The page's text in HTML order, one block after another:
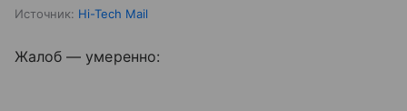
Источник: Hi-Tech Mail
Жалоб — умеренно: